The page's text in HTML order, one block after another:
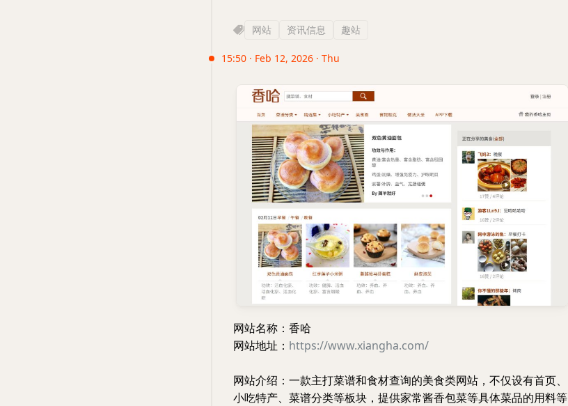
网站 资讯信息 趣站
15:50 · Feb 12, 2026 · Thu
网站名称：香哈
网站地址： https://www.xiangha.com/
网站介绍：一款主打菜谱和食材查询的美食类网站，不仅设有首页、
小吃特产、菜谱分类等板块，提供家常酱香包菜等具体菜品的用料等